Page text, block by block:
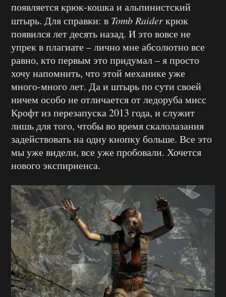
появляется крюк-кошка и альпинистский
штырь. Для справки: в TombRaiderкрюк
появился лет десять назад. И это вовсе не
упрек в плагиате – лично мне абсолютно все
равно, кто первым это придумал – я просто
хочу напомнить, что этой механике уже
много-много лет. Да и штырь по сути своей
ничем особо не отличается от ледоруба мисс
Крофт из перезапуска 2013 года, и служит
лишь для того, чтобы во время скалолазания
задействовать на одну кнопку больше. Все это
мы уже видели, все уже пробовали. Хочется
нового экспириенса.